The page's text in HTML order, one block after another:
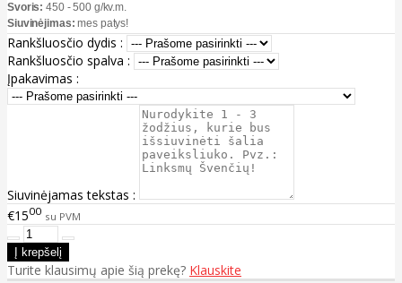
Svoris: 450 - 500 g/kv.m.
Siuvinėjimas: mes patys!
Rankšluosčio dydis :
Rankšluosčio spalva :
Įpakavimas :
Siuvinėjamas tekstas :
€1500 su PVM
Turite klausimų apie šią prekę? Klauskite